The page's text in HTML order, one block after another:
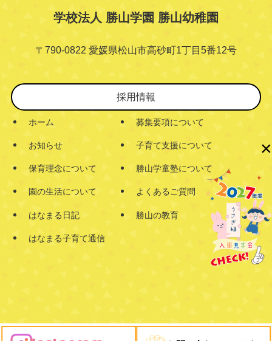
学校法人 勝山学園 勝山幼稚園
〒790-0822 愛媛県松山市高砂町1丁目5番12号
採用情報
ホーム
お知らせ
保育理念について
園の生活について
はなまる日記
はなまる子育て通信
募集要項について
子育て支援について
勝山学童塾について
よくあるご質問
勝山の教育
×